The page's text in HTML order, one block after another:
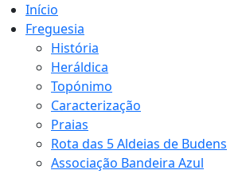
Início
Freguesia
História
Heráldica
Topónimo
Caracterização
Praias
Rota das 5 Aldeias de Budens
Associação Bandeira Azul